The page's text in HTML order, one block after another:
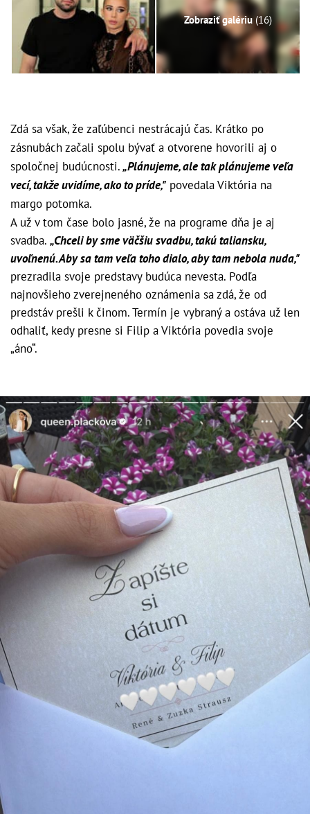
Zobraziť galériu(16)
Zdá sa však, že zaľúbenci nestrácajú čas. Krátko po
zásnubách začali spolu bývať a otvorene hovorili aj o
spoločnej budúcnosti.„Plánujeme, ale tak plánujeme veľa
vecí, takže uvidíme, ako to príde," povedala Viktória na
margo potomka.
A už v tom čase bolo jasné, že na programe dňa je aj
svadba. „Chceli by sme väčšiu svadbu, takú taliansku,
uvoľnenú. Aby sa tam veľa toho dialo, aby tam nebola nuda,"
prezradila svoje predstavy budúca nevesta. Podľa
najnovšieho zverejneného oznámenia sa zdá, že od
predstáv prešli k činom. Termín je vybraný a ostáva už len
odhaliť, kedy presne si Filip a Viktória povedia svoje
„áno“.